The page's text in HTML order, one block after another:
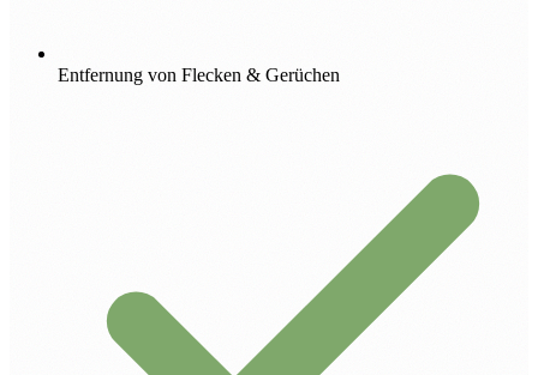
Entfernung von Flecken & Gerüchen